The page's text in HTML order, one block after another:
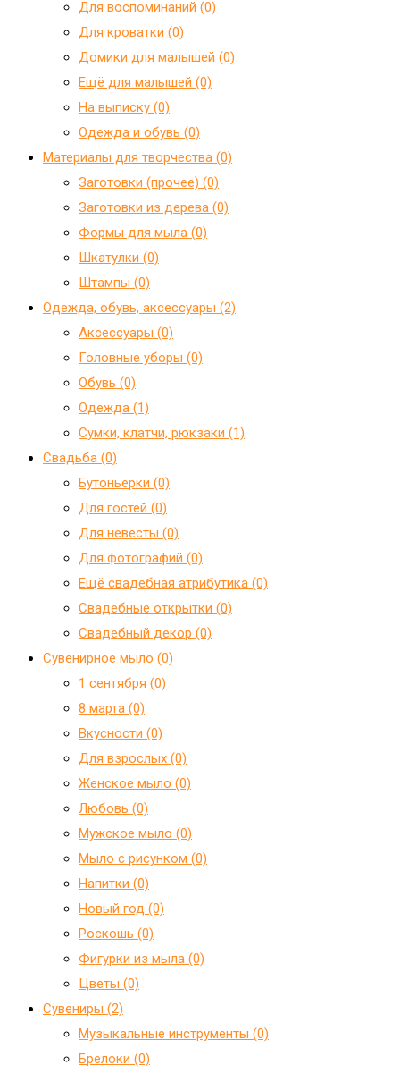
Для воспоминаний (0)
Для кроватки (0)
Домики для малышей (0)
Ещё для малышей (0)
На выписку (0)
Одежда и обувь (0)
Материалы для творчества (0)
Заготовки (прочее) (0)
Заготовки из дерева (0)
Формы для мыла (0)
Шкатулки (0)
Штампы (0)
Одежда, обувь, аксессуары (2)
Аксессуары (0)
Головные уборы (0)
Обувь (0)
Одежда (1)
Сумки, клатчи, рюкзаки (1)
Свадьба (0)
Бутоньерки (0)
Для гостей (0)
Для невесты (0)
Для фотографий (0)
Ещё свадебная атрибутика (0)
Свадебные открытки (0)
Свадебный декор (0)
Сувенирное мыло (0)
1 сентября (0)
8 марта (0)
Вкусности (0)
Для взрослых (0)
Женское мыло (0)
Любовь (0)
Мужское мыло (0)
Мыло с рисунком (0)
Напитки (0)
Новый год (0)
Роскошь (0)
Фигурки из мыла (0)
Цветы (0)
Сувениры (2)
Mузыкальные инструменты (0)
Брелоки (0)